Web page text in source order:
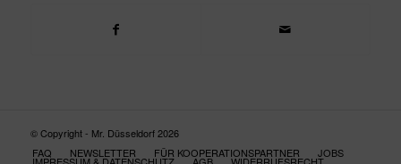
© Copyright - Mr. Düsseldorf 2026
FAQ
NEWSLETTER FÜR KOOPERATIONSPARTNER JOBS